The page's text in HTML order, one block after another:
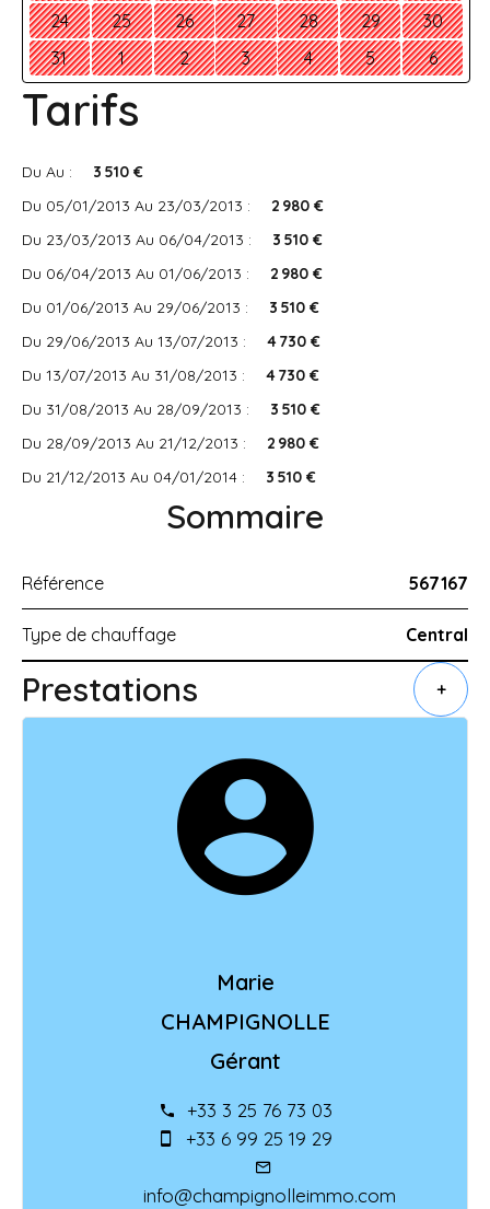
24
25 26 27 28 29
30
31
1 2 3 4 5 6
Tarifs
Du Au :
3 510 €
Du 05/01/2013 Au 23/03/2013 :
2 980 €
Du 23/03/2013 Au 06/04/2013 :
3 510 €
Du 06/04/2013 Au 01/06/2013 :
2 980 €
Du 01/06/2013 Au 29/06/2013 :
3 510 €
Du 29/06/2013 Au 13/07/2013 :
4 730 €
Du 13/07/2013 Au 31/08/2013 :
4 730 €
Du 31/08/2013 Au 28/09/2013 :
3 510 €
Du 28/09/2013 Au 21/12/2013 :
2 980 €
Du 21/12/2013 Au 04/01/2014 :
3 510 €
Sommaire
Référence 567167
Type de chauffage Central
Prestations +
Marie
CHAMPIGNOLLE
Gérant
+33 3 25 76 73 03
+33 6 99 25 19 29
info@champignolleimmo.com